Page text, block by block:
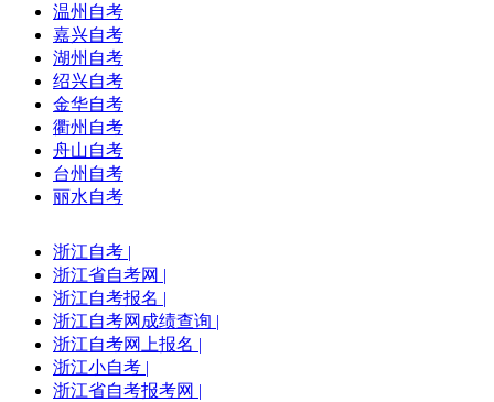
温州自考
嘉兴自考
湖州自考
绍兴自考
金华自考
衢州自考
舟山自考
台州自考
丽水自考
浙江自考 |
浙江省自考网 |
浙江自考报名 |
浙江自考网成绩查询 |
浙江自考网上报名 |
浙江小自考 |
浙江省自考报考网 |